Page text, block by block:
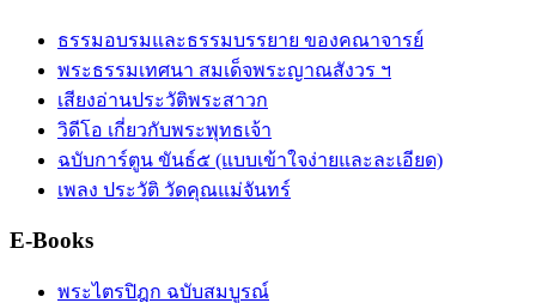
ธรรมอบรมและธรรมบรรยาย ของคณาจารย์
พระธรรมเทศนา สมเด็จพระญาณสังวร ฯ
เสียงอ่านประวัติพระสาวก
วิดีโอ เกี่ยวกับพระพุทธเจ้า
ฉบับการ์ตูน ขันธ์๕ (แบบเข้าใจง่ายและละเอียด)
เพลง ประวัติ วัดคุณแม่จันทร์
E-Books
พระไตรปิฎก ฉบับสมบูรณ์